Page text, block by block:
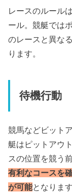
レースのルール
ール。競艇では
のレースと異な
ります。
待機行動
競馬などビット
艇はピットアウ
スの位置を競う
有利なコースを
が可能となります